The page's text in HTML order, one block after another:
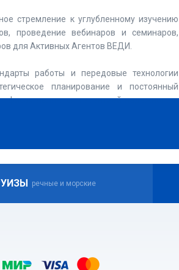
стремление к углубленному изучению
проведение вебинаров и семинаров,
для Активных Агентов ВЕДИ.
работы и передовые технологии
планирование и постоянный
являются гарантией надежного и
речные и морские